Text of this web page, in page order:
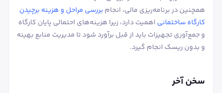
همچنین در برنامه‌ریزی مالی، انجام بررسی مراحل و هزینه برچیدن
کارگاه ساختمانی اهمیت دارد، زیرا هزینه‌های احتمالی پایان کارگاه
و جمع‌آوری تجهیزات باید از قبل برآورد شود تا مدیریت منابع بهینه
و بدون ریسک انجام گیرد.
سخن آخر